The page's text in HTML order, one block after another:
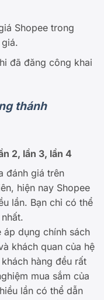
Shopee trong
đã đăng công khai
thánh
2, lần 3, lần 4
đánh giá trên
hiện nay Shopee
lần. Bạn chỉ có thể
áp dụng chính sách
khách quan của hệ
hàng đều rất
mua sắm của
lần có thể dẫn